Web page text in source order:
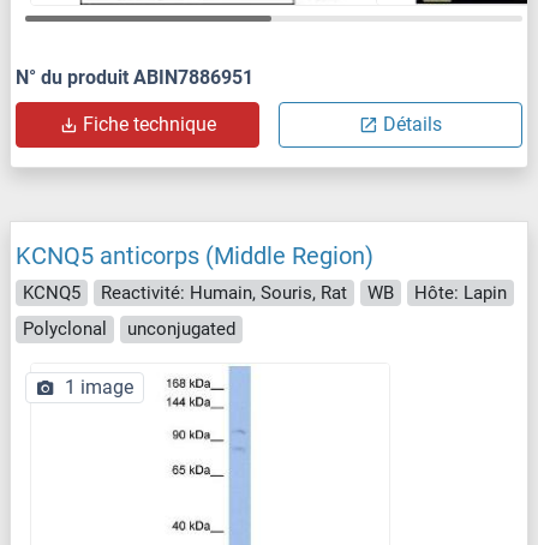
N° du produit ABIN7886951
Fiche technique Détails
KCNQ5 anticorps (Middle Region)
KCNQ5 Reactivité: Humain, Souris, Rat WB
Hôte: Lapin
Polyclonal
unconjugated
1 image